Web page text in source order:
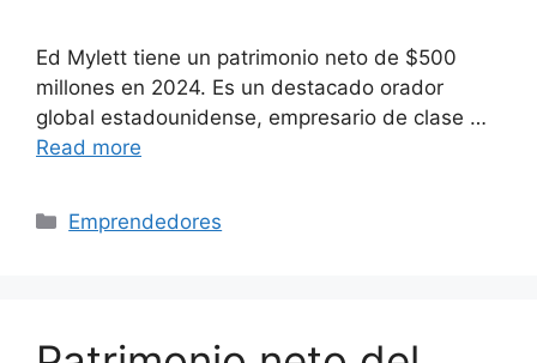
Ed Mylett tiene un patrimonio neto de $500
millones en 2024. Es un destacado orador
global estadounidense, empresario de clase …
Read more
Categories
Emprendedores